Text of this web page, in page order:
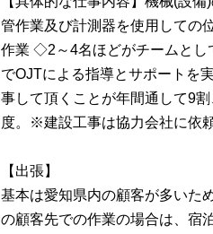
管作業及び計測器を使用しての
作業 ◇2～4名ほどがチームとし
でOJTによる指導とサポートを
事して頂くことが年間通して9
度。※建設工事は協力会社に依
【出張】
基本は愛知県内の顧客が多いた
の顧客先での作業の場合は、宿